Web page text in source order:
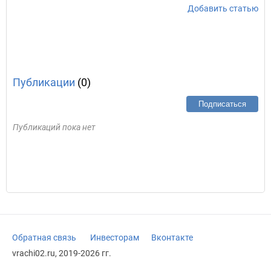
Добавить статью
Публикации (0)
Подписаться
Публикаций пока нет
Обратная связь Инвесторам
Вконтакте
vrachi02.ru, 2019-2026 гг.